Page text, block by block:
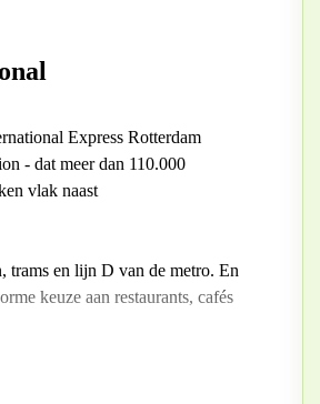
Express Rotterdam
- dat meer dan 110.000
vlak naast
trams en lijn D van de metro. En
keuze aan restaurants, cafés